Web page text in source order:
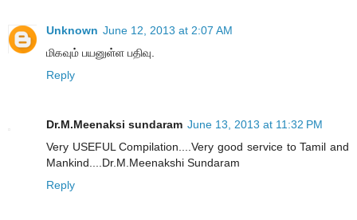
Unknown June 12, 2013 at 2:07 AM
மிகவும் பயனுள்ள பதிவு.
Reply
Dr.M.Meenaksi sundaram June 13, 2013 at 11:32 PM
Very USEFUL Compilation....Very good service to Tamil and
Mankind....Dr.M.Meenakshi Sundaram
Reply